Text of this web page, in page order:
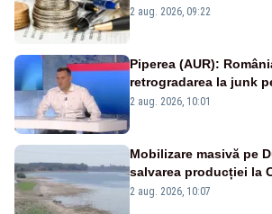
viitoare?
2 aug. 2026, 09:22
Piperea (AUR):
retrogradarea la junk
catastrofă pentru
2 aug. 2026, 10:01
Mobilizare masivă pe
salvarea producției la
va detona o stâncă și
2 aug. 2026, 10:07